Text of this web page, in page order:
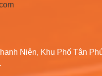
Niên, Khu Phố Tân